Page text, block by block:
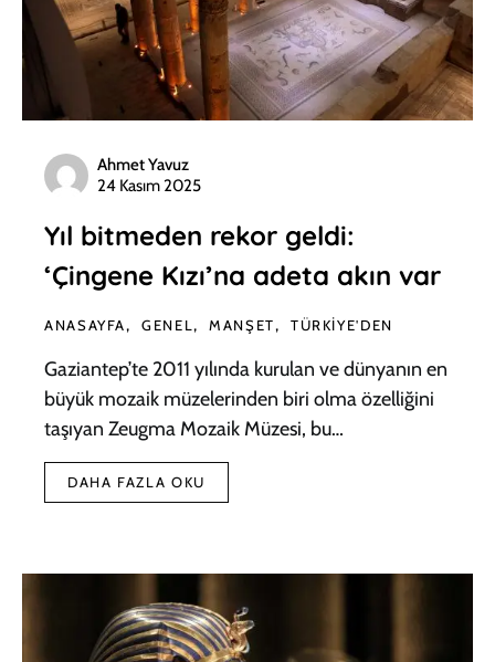
Ahmet Yavuz
24 Kasım 2025
Yıl bitmeden rekor geldi:
‘Çingene Kızı’na adeta akın var
ANASAYFA GENEL MANŞET TÜRKIYE'DEN
Gaziantep’te 2011 yılında kurulan ve dünyanın en
büyük mozaik müzelerinden biri olma özelliğini
taşıyan Zeugma Mozaik Müzesi, bu…
DAHA FAZLA OKU